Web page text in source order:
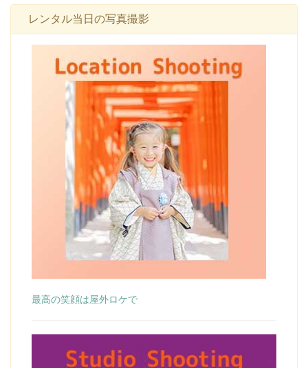
レンタル当日の写真撮影
最高の笑顔は屋外ロケで